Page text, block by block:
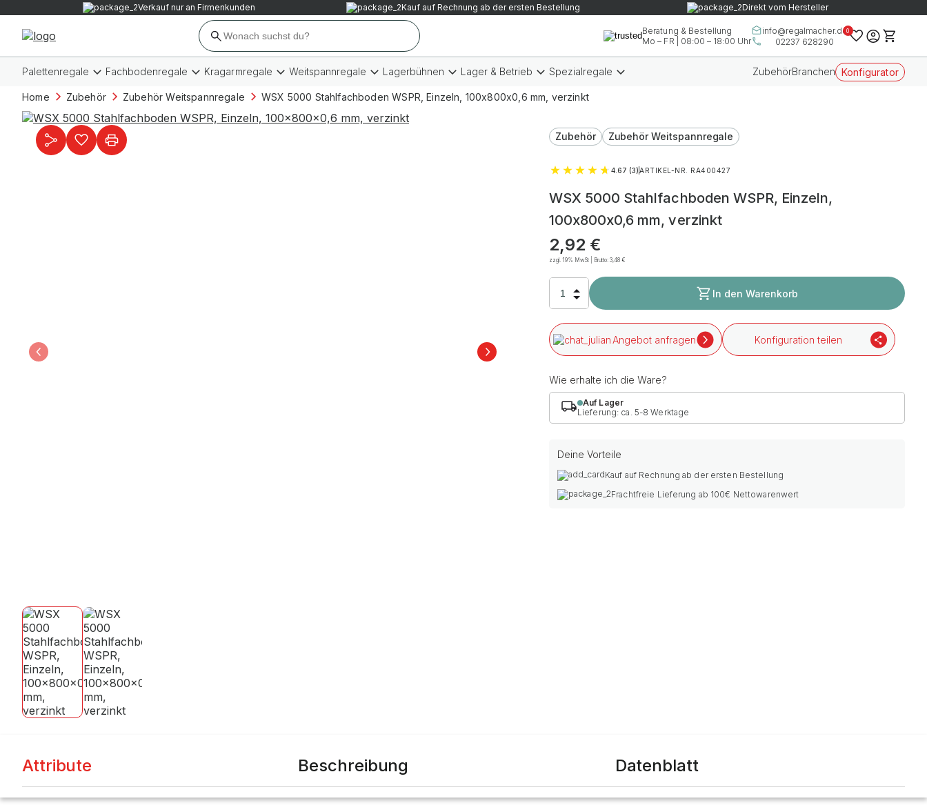
Verkauf nur an Firmenkunden Kauf auf Rechnung ab der ersten Bestellung Direkt vom Hersteller
Beratung & Bestellung
Mo – FR | 08:00 – 18:00 Uhr
info@regalmacher.de
02237 628290
0
Palettenregale Fachbodenregale Kragarmregale Weitspannregale Lagerbühnen Lager & Betrieb Spezialregale ZubehörBranchen Konfigurator
Home Zubehör Zubehör Weitspannregale WSX 5000 Stahlfachboden WSPR, Einzeln, 100x800x0,6 mm, verzinkt
Zubehör Zubehör Weitspannregale
4.67 (3)ARTIKEL-NR. RA400427
WSX 5000 Stahlfachboden WSPR, Einzeln,
100x800x0,6 mm, verzinkt
2,92 €
zzgl. 19% MwSt | Brutto:3,48€
In den Warenkorb
Angebot anfragen Konfiguration teilen
Wie erhalte ich die Ware?
Auf Lager
Lieferung: ca. 5-8 Werktage
Deine Vorteile
Kauf auf Rechnung ab der ersten Bestellung
Frachtfreie Lieferung ab 100€ Nettowarenwert
Attribute Beschreibung Datenblatt